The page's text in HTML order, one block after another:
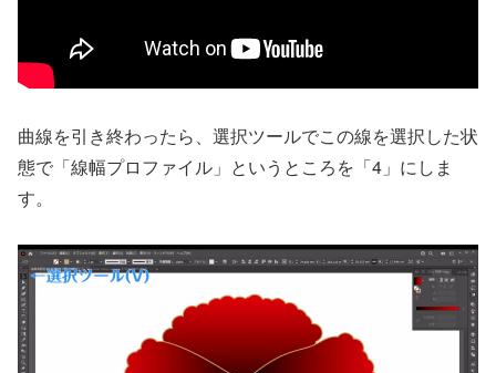
曲線を引き終わったら、選択ツールでこの線を選択した状
態で「線幅プロファイル」というところを「4」にしま
す。